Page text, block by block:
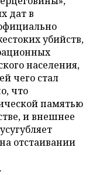
дат в
убийств,
населения,
чего стал
что
памятью
и внешнее
отстаивании